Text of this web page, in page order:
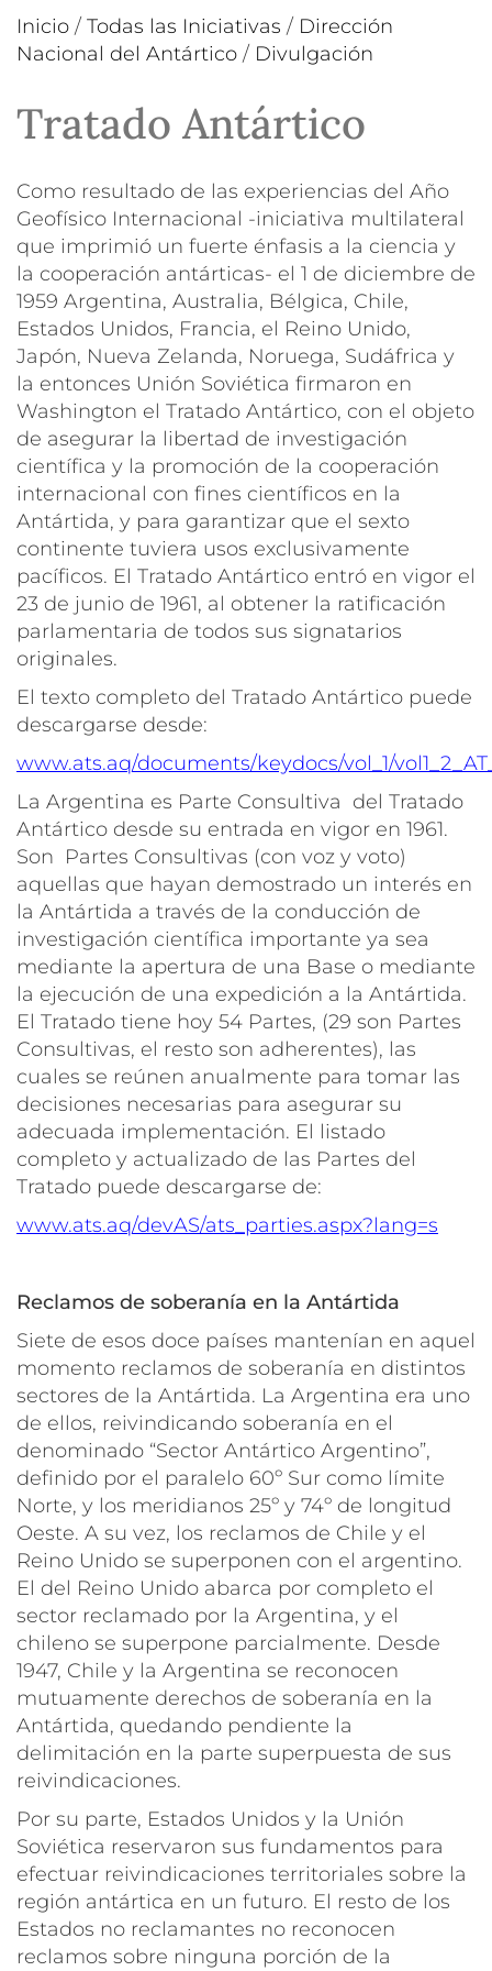
Inicio / Todas las Iniciativas / Dirección
Nacional del Antártico / Divulgación
Tratado Antártico
Como resultado de las experiencias del Año
Geofísico Internacional -iniciativa multilateral
que imprimió un fuerte énfasis a la ciencia y
la cooperación antárticas- el 1 de diciembre de
1959 Argentina, Australia, Bélgica, Chile,
Estados Unidos, Francia, el Reino Unido,
Japón, Nueva Zelanda, Noruega, Sudáfrica y
la entonces Unión Soviética firmaron en
Washington el Tratado Antártico, con el objeto
de asegurar la libertad de investigación
científica y la promoción de la cooperación
internacional con fines científicos en la
Antártida, y para garantizar que el sexto
continente tuviera usos exclusivamente
pacíficos. El Tratado Antártico entró en vigor el
23 de junio de 1961, al obtener la ratificación
parlamentaria de todos sus signatarios
originales.
El texto completo del Tratado Antártico puede
descargarse desde:
www.ats.aq/documents/keydocs/vol_1/
La Argentina es Parte Consultiva del Tratado
Antártico desde su entrada en vigor en 1961.
Son Partes Consultivas (con voz y voto)
aquellas que hayan demostrado un interés en
la Antártida a través de la conducción de
investigación científica importante ya sea
mediante la apertura de una Base o mediante
la ejecución de una expedición a la Antártida.
El Tratado tiene hoy 54 Partes, (29 son Partes
Consultivas, el resto son adherentes), las
cuales se reúnen anualmente para tomar las
decisiones necesarias para asegurar su
adecuada implementación. El listado
completo y actualizado de las Partes del
Tratado puede descargarse de:
www.ats.aq/devAS/ats_parties.aspx?lang=s
Reclamos de soberanía en la Antártida
Siete de esos doce países mantenían en aquel
momento reclamos de soberanía en distintos
sectores de la Antártida. La Argentina era uno
de ellos, reivindicando soberanía en el
denominado “Sector Antártico Argentino”,
definido por el paralelo 60º Sur como límite
Norte, y los meridianos 25º y 74º de longitud
Oeste. A su vez, los reclamos de Chile y el
Reino Unido se superponen con el argentino.
El del Reino Unido abarca por completo el
sector reclamado por la Argentina, y el
chileno se superpone parcialmente. Desde
1947, Chile y la Argentina se reconocen
mutuamente derechos de soberanía en la
Antártida, quedando pendiente la
delimitación en la parte superpuesta de sus
reivindicaciones.
Por su parte, Estados Unidos y la Unión
Soviética reservaron sus fundamentos para
efectuar reivindicaciones territoriales sobre la
región antártica en un futuro. El resto de los
Estados no reclamantes no reconocen
reclamos sobre ninguna porción de la